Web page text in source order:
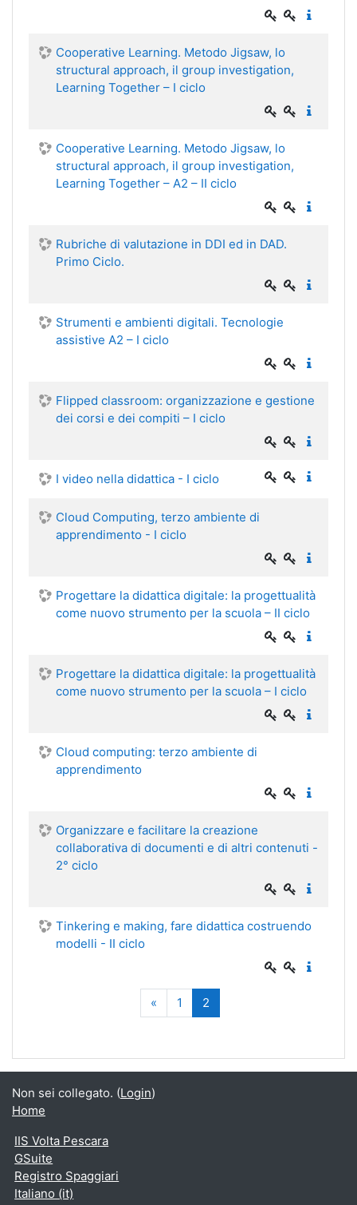
Cooperative Learning. Metodo Jigsaw, lo
structural approach, il group investigation,
Learning Together – I ciclo
Cooperative Learning. Metodo Jigsaw, lo
structural approach, il group investigation,
Learning Together – A2 – II ciclo
Rubriche di valutazione in DDI ed in DAD.
Primo Ciclo.
Strumenti e ambienti digitali. Tecnologie
assistive A2 – I ciclo
Flipped classroom: organizzazione e gestione
dei corsi e dei compiti – I ciclo
I video nella didattica - I ciclo
Cloud Computing, terzo ambiente di
apprendimento - I ciclo
Progettare la didattica digitale: la progettualità
come nuovo strumento per la scuola – II ciclo
Progettare la didattica digitale: la progettualità
come nuovo strumento per la scuola – I ciclo
Cloud computing: terzo ambiente di
apprendimento
Organizzare e facilitare la creazione
collaborativa di documenti e di altri contenuti -
2° ciclo
Tinkering e making, fare didattica costruendo
modelli - II ciclo
«Precedente
1 2(zttuale)
Non sei collegato. (Login)
Home
IIS Volta Pescara
GSuite
Registro Spaggiari
Italiano ‎(it)‎